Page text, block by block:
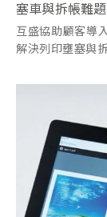
塞車與拆帳難題
互盛協助顧客導
解決列印壅塞與